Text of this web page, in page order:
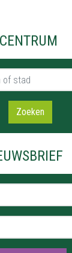
stad
Zoeken